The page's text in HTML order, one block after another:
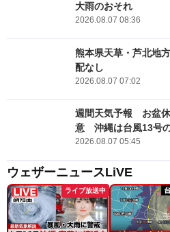
大雨のおそれ
2026.08.07 08:36
熊本県天草・芦北地
配なし
2026.08.07 07:02
週間天気予報 お盆
意 沖縄は台風13号
2026.08.07 05:45
ウェザーニュースLiVE
ライブ放送中